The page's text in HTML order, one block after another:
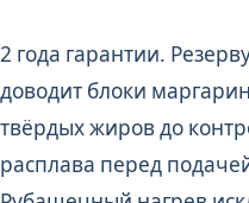
2 года гарантии.
доводит блоки
твёрдых жиров до
расплава перед